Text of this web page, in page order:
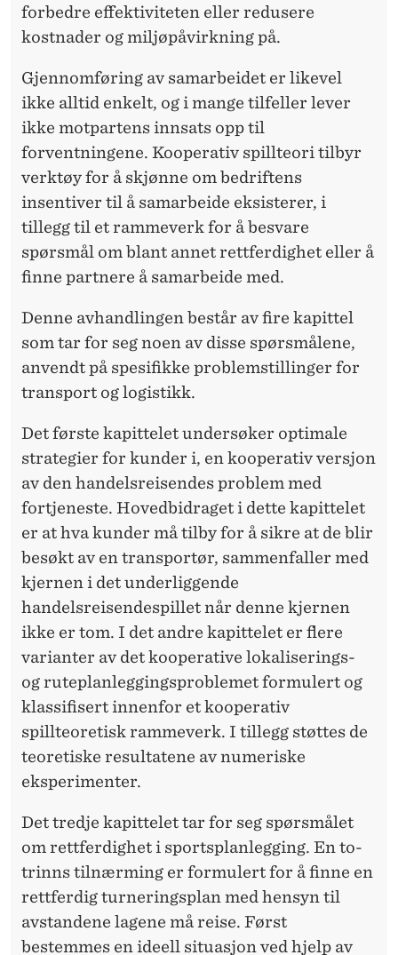
forbedre effektiviteten eller redusere
kostnader og miljøpåvirkning på.
Gjennomføring av samarbeidet er likevel
ikke alltid enkelt, og i mange tilfeller lever
ikke motpartens innsats opp til
forventningene. Kooperativ spillteori tilbyr
verktøy for å skjønne om bedriftens
insentiver til å samarbeide eksisterer, i
tillegg til et rammeverk for å besvare
spørsmål om blant annet rettferdighet eller å
finne partnere å samarbeide med.
Denne avhandlingen består av fire kapittel
som tar for seg noen av disse spørsmålene,
anvendt på spesifikke problemstillinger for
transport og logistikk.
Det første kapittelet undersøker optimale
strategier for kunder i, en kooperativ versjon
av den handelsreisendes problem med
fortjeneste. Hovedbidraget i dette kapittelet
er at hva kunder må tilby for å sikre at de blir
besøkt av en transportør, sammenfaller med
kjernen i det underliggende
handelsreisendespillet når denne kjernen
ikke er tom. I det andre kapittelet er flere
varianter av det kooperative lokaliserings-
og ruteplanleggingsproblemet formulert og
klassifisert innenfor et kooperativ
spillteoretisk rammeverk. I tillegg støttes de
teoretiske resultatene av numeriske
eksperimenter.
Det tredje kapittelet tar for seg spørsmålet
om rettferdighet i sportsplanlegging. En to-
trinns tilnærming er formulert for å finne en
rettferdig turneringsplan med hensyn til
avstandene lagene må reise. Først
bestemmes en ideell situasjon ved hjelp av